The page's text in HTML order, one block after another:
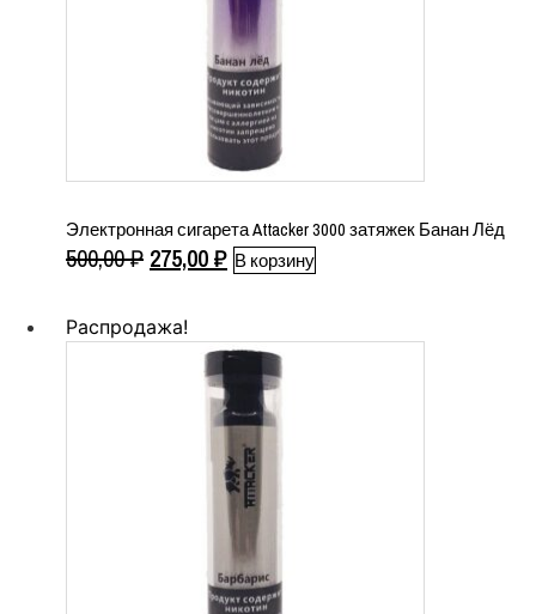
Электронная сигарета Attacker 3000 затяжек Банан Лёд
500,00₽ Первоначальная
составляла
500,00 ₽.
275,00₽Текущая
В корзину
Распродажа!